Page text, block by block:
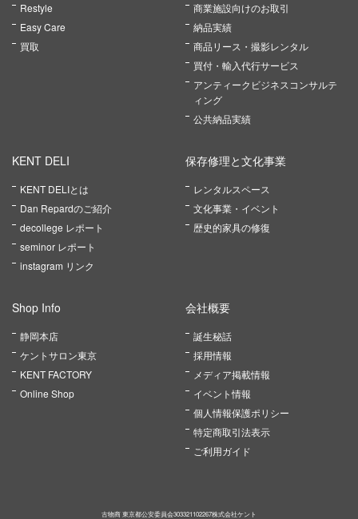
Restyle
Easy Care
買取
商業施設向けのお取引
納品実績
商品リース・撮影レンタル
買付・輸入代行サービス
アンティークビジネスコンサルテ
ィング
公共納品実績
KENT DELI
KENT DELIとは
Dan Repardのご紹介
decollege レポート
seminor レポート
instagram リンク
保存修理と文化事業
レンタルスペース
文化事業・イベント
歴史的家具の修復
Shop Info
静岡本店
ケントサロン東京
KENT FACTORY
Online Shop
会社概要
誕生秘話
採用情報
メディア掲載情報
イベント情報
個人情報保護ポリシー
特定商取引法表示
ご利用ガイド
古物商 東京都公安委員会303321102267株式会社ケント